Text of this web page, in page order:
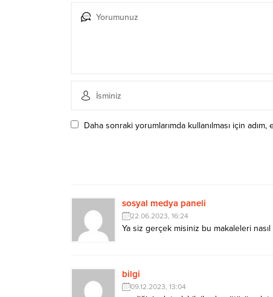
Daha sonraki yorumlarımda kullanılması için
sosyal medya paneli
22.06.2023, 16:24
Ya siz gerçek misiniz bu makaleleri nasıl
bilgi
09.12.2023, 13:04